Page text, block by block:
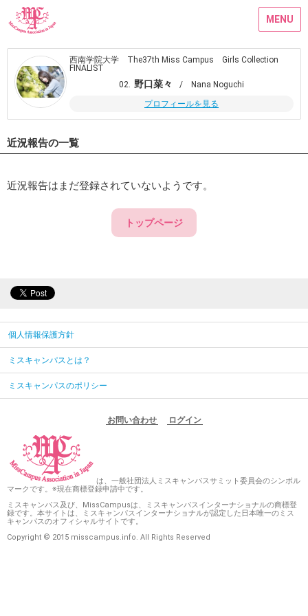
MENU
西南学院大学 The37th Miss Campus Girls Collection
FINALIST
02. 野口菜々
/ Nana Noguchi
プロフィールを見る
近況報告の一覧
近況報告はまだ登録されていないようです。
トップページ
個人情報保護方針
ミスキャンパスとは？
ミスキャンパスのポリシー
お問い合わせ ログイン
は、一般社団法人ミスキャンパスサミット委員会のシンボル
マークです。※現在商標登録申請中です。
ミスキャンパス及び、MissCampusは、ミスキャンパスインターナショナルの商標登
録です。本サイトは、ミスキャンパスインターナショナルが認定した日本唯一のミス
キャンパスのオフィシャルサイトです。
Copyright © 2015 misscampus.info. All Rights Reserved